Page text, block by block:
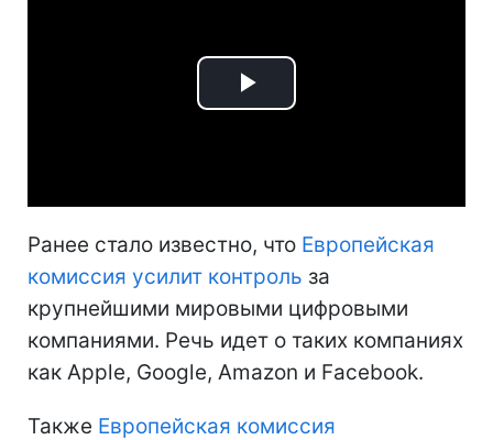
Play
Ранее стало известно, что Европейская
комиссия усилит контроль за
крупнейшими мировыми цифровыми
компаниями. Речь идет о таких компаниях
как Apple, Google, Amazon и Facebook.
Также Европейская комиссия